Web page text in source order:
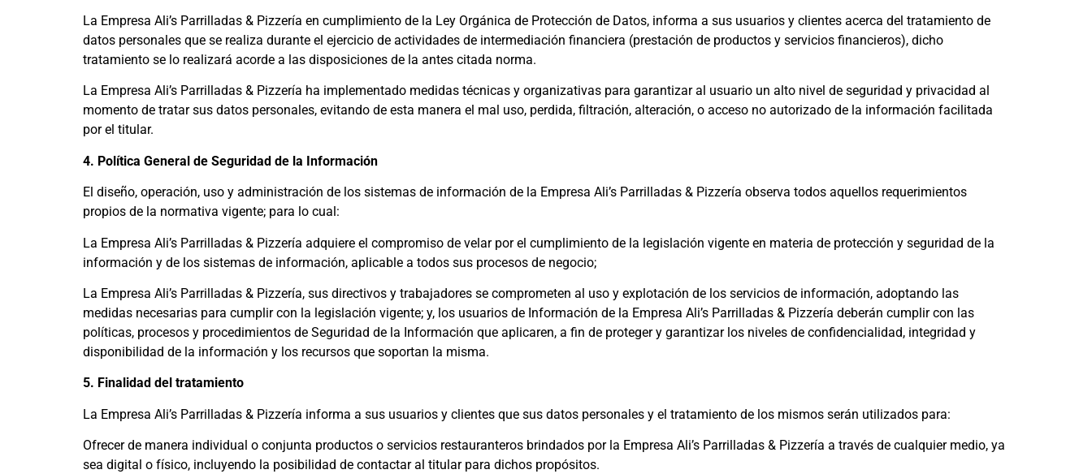
La Empresa Ali’s Parrilladas & Pizzería en cumplimiento de la Ley Orgánica de Protección de Datos, informa a sus usuarios y clientes acerca del tratamiento de
datos personales que se realiza durante el ejercicio de actividades de intermediación financiera (prestación de productos y servicios financieros), dicho
tratamiento se lo realizará acorde a las disposiciones de la antes citada norma.
La Empresa Ali’s Parrilladas & Pizzería ha implementado medidas técnicas y organizativas para garantizar al usuario un alto nivel de seguridad y privacidad al
momento de tratar sus datos personales, evitando de esta manera el mal uso, perdida, filtración, alteración, o acceso no autorizado de la información facilitada
por el titular.
4. Política General de Seguridad de la Información
El diseño, operación, uso y administración de los sistemas de información de la Empresa Ali’s Parrilladas & Pizzería observa todos aquellos requerimientos
propios de la normativa vigente; para lo cual:
La Empresa Ali’s Parrilladas & Pizzería adquiere el compromiso de velar por el cumplimiento de la legislación vigente en materia de protección y seguridad de la
información y de los sistemas de información, aplicable a todos sus procesos de negocio;
La Empresa Ali’s Parrilladas & Pizzería, sus directivos y trabajadores se comprometen al uso y explotación de los servicios de información, adoptando las
medidas necesarias para cumplir con la legislación vigente; y, los usuarios de Información de la Empresa Ali’s Parrilladas & Pizzería deberán cumplir con las
políticas, procesos y procedimientos de Seguridad de la Información que aplicaren, a fin de proteger y garantizar los niveles de confidencialidad, integridad y
disponibilidad de la información y los recursos que soportan la misma.
5. Finalidad del tratamiento
La Empresa Ali’s Parrilladas & Pizzería informa a sus usuarios y clientes que sus datos personales y el tratamiento de los mismos serán utilizados para:
Ofrecer de manera individual o conjunta productos o servicios restauranteros brindados por la Empresa Ali’s Parrilladas & Pizzería a través de cualquier medio, ya
sea digital o físico, incluyendo la posibilidad de contactar al titular para dichos propósitos.